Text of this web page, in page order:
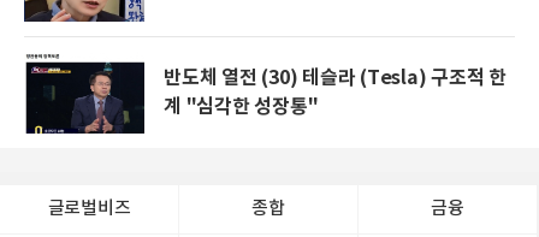
반도체 열전 (30) 테슬라 (Tesla) 구조적 한
계 "심각한 성장통"
글로벌비즈 종합 금융